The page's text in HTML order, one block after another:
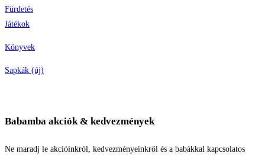
Fürdetés
Játékok
Könyvek
Sapkák (új)
Babamba akciók & kedvezmények
Ne maradj le akcióinkról, kedvezményeinkről és a babákkal kapcsolatos